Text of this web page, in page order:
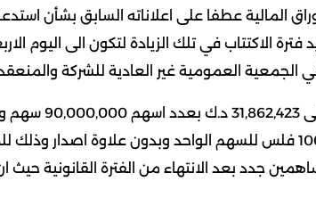
المالية عطفا على اعلاناته السابق بشأن
العمومية غير العادية للشركة والمنعقدة في 21-
حيث تكون من
وقدرها 39.37% وبقيمة اسمية 100 فلس للسهم الواحد وبدون
دخول مساهمين جدد بعد الانتهاء من الفترة